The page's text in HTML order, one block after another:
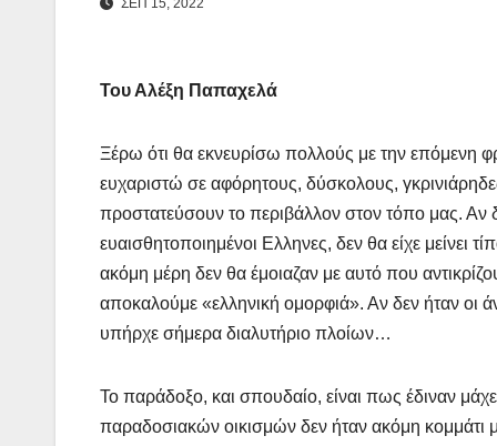
ΣΕΠ 15, 2022
Του Αλέξη Παπαχελά
Ξέρω ότι θα εκνευρίσω πολλούς με την επόμενη
ευχαριστώ σε αφόρητους, δύσκολους,
προστατεύσουν το περιβάλλον στον τόπο μας. Αν
ευαισθητοποιημένοι Ελληνες, δεν θα είχε
ακόμη μέρη δεν θα έμοιαζαν με αυτό που
αποκαλούμε «ελληνική ομορφιά». Αν δεν ήταν οι
υπήρχε σήμερα διαλυτήριο πλοίων…
Το παράδοξο, και σπουδαίο, είναι πως έδιναν
παραδοσιακών οικισμών δεν ήταν ακόμη κομμάτι